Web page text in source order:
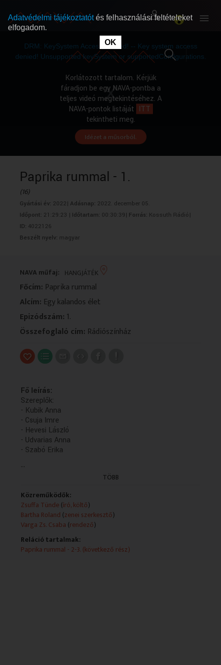
RÓLUNK
RÓLUNK
DRM: KeySystem Access Denied! -- Key system access
denied! Unsupported keySystem or supportedConfigurations.
Korlátozott tartalom. Kérjük
fáradjon be egy NAVA-pontba a
teljes videó megtekintéséhez. A
NAVA-pontok listáját ITT
tekintheti meg.
Idézet a műsorból.
Paprika rummal - 1.
(16)
Gyártási év: 2022| Adásnap: 2022. december 05.
Időpont: 21:29:23 | Időtartam: 00:30:39| Forrás: Kossuth Rádió|
ID: 4022126
Beszélt nyelv: magyar
NAVA műfaj: HANGJÁTÉK
Főcím: Paprika rummal
Alcím: Egy kalandos élet
Epizódszám: 1.
Összefoglaló cím: Rádiószínház
Fő leírás:
Szereplők:
- Kubik Anna
- Csuja Imre
- Hevesi László
- Udvarias Anna
- Szabó Erika
...
TÖBB
Közreműködők:
Zsuffa Tünde(író, költő)
Bartha Roland (zenei szerkesztő)
Varga Zs. Csaba (rendező)
Reláció tartalmak:
Paprika rummal - 2-3. (következő rész)
Adatvédelmi tájékoztatótés felhasználási feltételeket
elfogadom.
OK